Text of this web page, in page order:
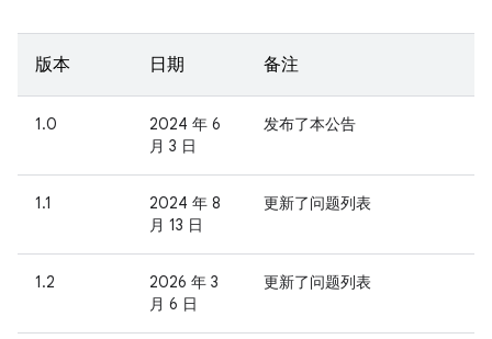
版本 日期 备注
1.0
2024 年 6
月 3 日
发布了本公告
1.1
2024 年 8
月 13 日
更新了问题列表
1.2
2026 年 3
月 6 日
更新了问题列表